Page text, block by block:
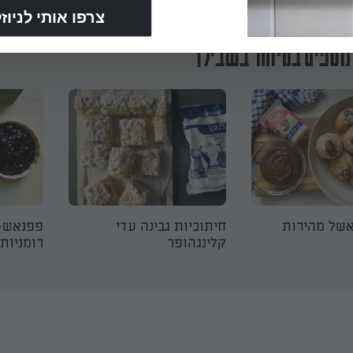
במיוחד בשבילך
מהירות
חיתוכיות גבינה עדי
קלינגהופר
רומניות